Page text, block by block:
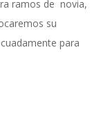
ramos de novia,
su
para